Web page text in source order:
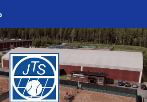
Jyväskylän Tennisseura ry